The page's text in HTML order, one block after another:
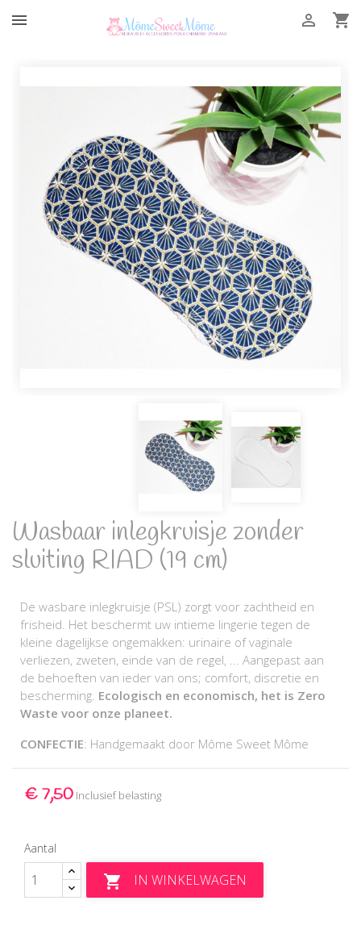
 

Wasbaar inlegkruisje zonder
sluiting RIAD (19 cm)
De wasbare inlegkruisje (PSL) zorgt voor zachtheid en
frisheid. Het beschermt uw intieme lingerie tegen de
kleine dagelijkse ongemakken: urinaire of vaginale
verliezen, zweten, einde van de regel, ... Aangepast aan
de behoeften van ieder van ons; comfort, discretie en
bescherming. Ecologisch en economisch, het is Zero
Waste voor onze planeet.
CONFECTIE: Handgemaakt door Môme Sweet Môme
€ 7,50 Inclusief belasting
Aantal
 IN WINKELWAGEN